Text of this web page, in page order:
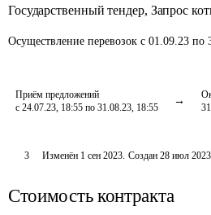
Государственный тендер, Запрос
Осуществление перевозок с 01.09.23 по
Приём предложений
с 24.07.23, 18:55 по 31.08.23, 18:55
3 Изменён 1 сен 2023. Создан 28 июл 2023
Стоимость контракта